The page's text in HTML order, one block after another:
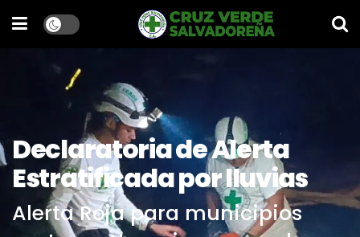
Declaratoria de Alerta
Estratificada por lluvias
Alerta Roja para municipios